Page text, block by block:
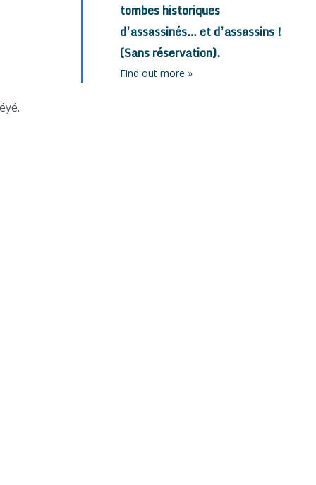
tombes historiques
d’assassinés… et d’assassins !
(Sans réservation).
Find out more »